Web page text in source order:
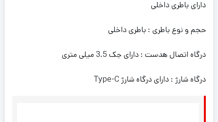
دارای باطری داخلی
حجم و نوع باطری : باطری داخلی
درگاه اتصال هدست : دارای جک 3.5 میلی متری
درگاه شارژ : دارای درگاه شارژ Type-C